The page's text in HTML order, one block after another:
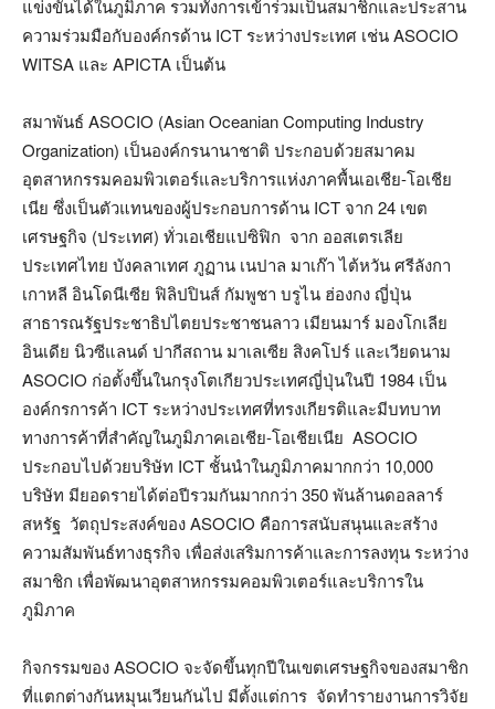
แข่งขันได้ในภูมิภาค รวมทั้งการเข้าร่วมเป็นสมาชิกและประสาน
ความร่วมมือกับองค์กรด้าน ICT ระหว่างประเทศ เช่น ASOCIO
WITSA และ APICTA เป็นต้น
สมาพันธ์ ASOCIO (Asian Oceanian Computing Industry
Organization) เป็นองค์กรนานาชาติ ประกอบด้วยสมาคม
อุตสาหกรรมคอมพิวเตอร์และบริการแห่งภาคพื้นเอเชีย-โอเชีย
เนีย ซึ่งเป็นตัวแทนของผู้ประกอบการด้าน ICT จาก 24 เขต
เศรษฐกิจ (ประเทศ) ทั่วเอเชียแปซิฟิก จาก ออสเตรเลีย
ประเทศไทย บังคลาเทศ ภูฏาน เนปาล มาเก๊า ไต้หวัน ศรีลังกา
เกาหลี อินโดนีเซีย ฟิลิปปินส์ กัมพูชา บรูไน ฮ่องกง ญี่ปุ่น
สาธารณรัฐประชาธิปไตยประชาชนลาว เมียนมาร์ มองโกเลีย
อินเดีย นิวซีแลนด์ ปากีสถาน มาเลเซีย สิงคโปร์ และเวียดนาม
ASOCIO ก่อตั้งขึ้นในกรุงโตเกียวประเทศญี่ปุ่นในปี 1984 เป็น
องค์กรการค้า ICT ระหว่างประเทศที่ทรงเกียรติและมีบทบาท
ทางการค้าที่สำคัญในภูมิภาคเอเชีย-โอเชียเนีย ASOCIO
ประกอบไปด้วยบริษัท ICT ชั้นนำในภูมิภาคมากกว่า 10,000
บริษัท มียอดรายได้ต่อปีรวมกันมากกว่า 350 พันล้านดอลลาร์
สหรัฐ วัตถุประสงค์ของ ASOCIO คือการสนับสนุนและสร้าง
ความสัมพันธ์ทางธุรกิจ เพื่อส่งเสริมการค้าและการลงทุน ระหว่าง
สมาชิก เพื่อพัฒนาอุตสาหกรรมคอมพิวเตอร์และบริการใน
ภูมิภาค
กิจกรรมของ ASOCIO จะจัดขึ้นทุกปีในเขตเศรษฐกิจของสมาชิก
ที่แตกต่างกันหมุนเวียนกันไป มีตั้งแต่การ จัดทำรายงานการวิจัย